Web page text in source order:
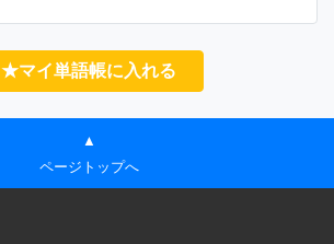
★マイ単語帳に入れる
▲
ページトップへ